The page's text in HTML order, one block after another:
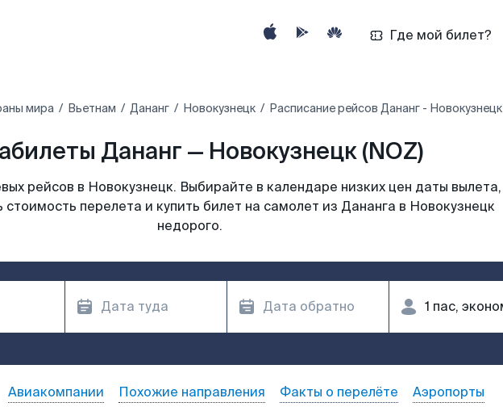
Где мой билет?
мира Вьетнам Дананг Новокузнецк Расписание рейсов Дананг - Новокузнецк
Дананг — Новокузнецк (NOZ)
рейсов в Новокузнецк. Выбирайте в календаре низких цен даты вылета,
стоимость перелета и купить билет на самолет из Дананга в Новокузнецк
недорого.
Авиакомпании Похожие направления Факты о перелёте Аэропорты